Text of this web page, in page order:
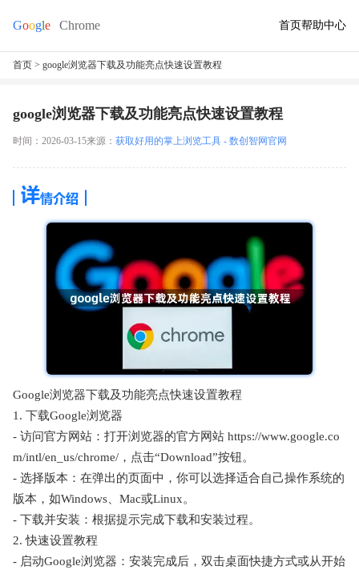
首页帮助中心
首页 > google浏览器下载及功能亮点快速设置教程
google浏览器下载及功能亮点快速设置教程
时间：2026-03-15来源： 获取好用的掌上浏览工具 - 数创智网官网
Google浏览器下载及功能亮点快速设置教程
1. 下载Google浏览器
- 访问官方网站：打开浏览器的官方网站 https://www.google.co
m/intl/en_us/chrome/，点击“Download”按钮。
- 选择版本：在弹出的页面中，你可以选择适合自己操作系统的
版本，如Windows、Mac或Linux。
- 下载并安装：根据提示完成下载和安装过程。
2. 快速设置教程
- 启动Google浏览器：安装完成后，双击桌面快捷方式或从开始